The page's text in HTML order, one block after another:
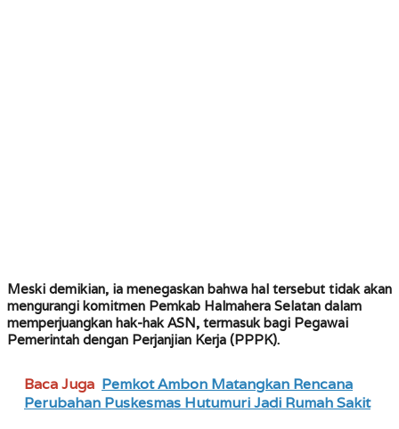
Meski demikian, ia menegaskan bahwa hal tersebut tidak akan
mengurangi komitmen Pemkab Halmahera Selatan dalam
memperjuangkan hak-hak ASN, termasuk bagi Pegawai
Pemerintah dengan Perjanjian Kerja (PPPK).
Baca Juga Pemkot Ambon Matangkan Rencana
Perubahan Puskesmas Hutumuri Jadi Rumah Sakit